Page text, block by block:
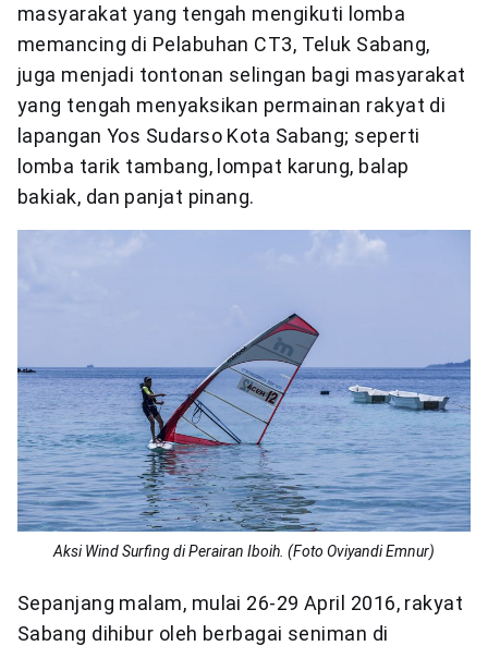
masyarakat yang tengah mengikuti lomba
memancing di Pelabuhan CT3, Teluk Sabang,
juga menjadi tontonan selingan bagi masyarakat
yang tengah menyaksikan permainan rakyat di
lapangan Yos Sudarso Kota Sabang; seperti
lomba tarik tambang, lompat karung, balap
bakiak, dan panjat pinang.
Aksi Wind Surfing di Perairan Iboih. (Foto Oviyandi Emnur)
Sepanjang malam, mulai 26-29 April 2016, rakyat
Sabang dihibur oleh berbagai seniman di